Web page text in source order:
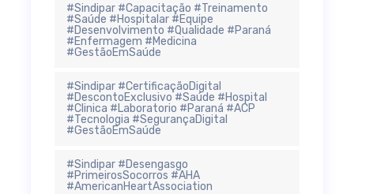
#Sindipar #Capacitação #Treinamento
#Saúde #Hospitalar #Equipe
#Desenvolvimento #Qualidade #Paraná
#Enfermagem #Medicina
#GestãoEmSaúde
#Sindipar #CertificaçãoDigital
#DescontoExclusivo #Saúde #Hospital
#Clinica #Laboratorio #Paraná #ACP
#Tecnologia #SegurançaDigital
#GestãoEmSaúde
#Sindipar #Desengasgo
#PrimeirosSocorros #AHA
#AmericanHeartAssociation